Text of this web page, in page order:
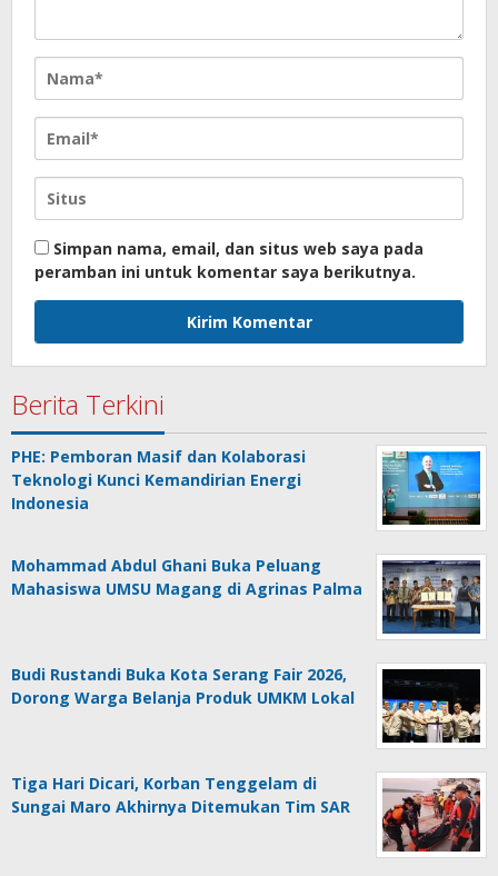
Simpan nama, email, dan situs web saya pada
peramban ini untuk komentar saya berikutnya.
Berita Terkini
PHE: Pemboran Masif dan Kolaborasi
Teknologi Kunci Kemandirian Energi
Indonesia
Mohammad Abdul Ghani Buka Peluang
Mahasiswa UMSU Magang di Agrinas Palma
Budi Rustandi Buka Kota Serang Fair 2026,
Dorong Warga Belanja Produk UMKM Lokal
Tiga Hari Dicari, Korban Tenggelam di
Sungai Maro Akhirnya Ditemukan Tim SAR